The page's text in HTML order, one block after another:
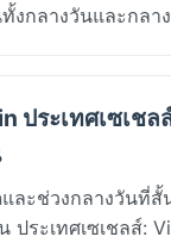
งกลางวันและกลา
ประเทศเซเชล
ละช่วงกลางวันที่
ประเทศเซเชลส์: